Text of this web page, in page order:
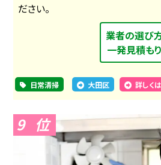
ださい。
業者の選び
一発見積もり
日常清掃 大田区 詳しく
9